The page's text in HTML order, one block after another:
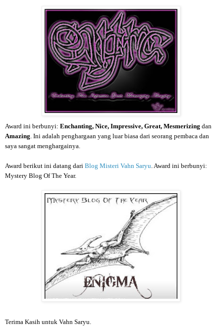
Award ini berbunyi: Enchanting, Nice, Impressive, Great, Mesmerizing dan
Amazing . Ini adalah penghargaan yang luar biasa dari seorang pembaca dan
saya sangat menghargainya.
Award berikut ini datang dari Blog Misteri Vahn Saryu . Award ini berbunyi:
Mystery Blog Of The Year.
Terima Kasih untuk Vahn Saryu.